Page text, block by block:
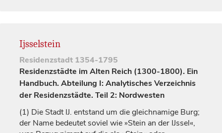
Ijsselstein
Residenzstadt 1354-1795
Residenzstädte im Alten Reich (1300-1800). Ein
Handbuch. Abteilung I: Analytisches Verzeichnis
der Residenzstädte. Teil 2: Nordwesten
(1) Die Stadt IJ. entstand um die gleichnamige Burg;
der Name bedeutet soviel wie »Stein an der IJssel«,